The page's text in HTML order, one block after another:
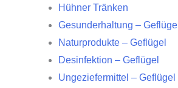
Hühner Tränken
Gesunderhaltung – Geflügel
Naturprodukte – Geflügel
Desinfektion – Geflügel
Ungeziefermittel – Geflügel